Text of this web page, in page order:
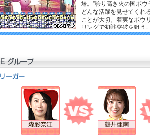
場。”誇り高き火の国ボ
どんな活躍を見せてくれ
ことが大切。着実なボウ
リングで初戦突破を狙う